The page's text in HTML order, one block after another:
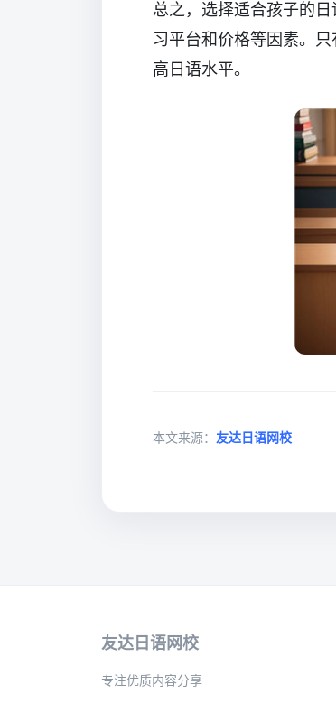
总之，选择适合孩子的
习平台和价格等因素。
高日语水平。
本文来源： 友达日语网校
友达日语网校
专注优质内容分享